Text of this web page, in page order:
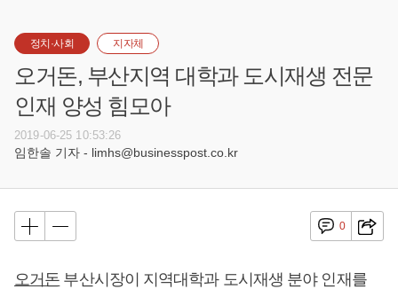
정치·사회 지자체
오거돈, 부산지역 대학과 도시재생 전문
인재 양성 힘모아
2019-06-25 10:53:26
임한솔 기자 - limhs@businesspost.co.kr
0
오거돈 부산시장이 지역대학과 도시재생 분야 인재를